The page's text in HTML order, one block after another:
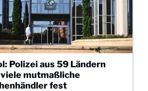
Polizei aus 59 Ländern
mutmaßliche
fest